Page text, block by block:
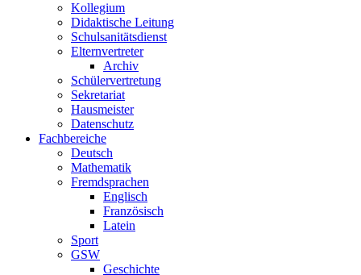
Kollegium
Didaktische Leitung
Schulsanitätsdienst
Elternvertreter
Archiv
Schülervertretung
Sekretariat
Hausmeister
Datenschutz
Fachbereiche
Deutsch
Mathematik
Fremdsprachen
Englisch
Französisch
Latein
Sport
GSW
Geschichte